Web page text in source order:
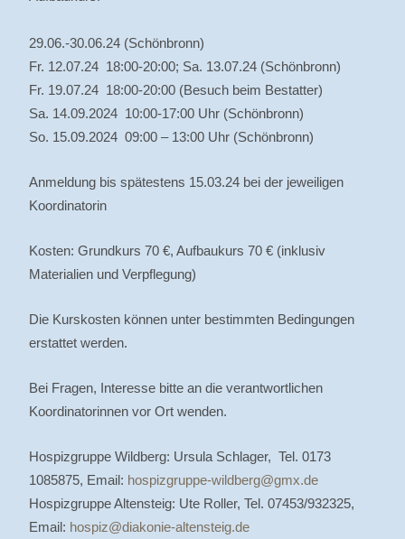
29.06.-30.06.24 (Schönbronn)
Fr. 12.07.24 18:00-20:00; Sa. 13.07.24 (Schönbronn)
Fr. 19.07.24 18:00-20:00 (Besuch beim Bestatter)
Sa. 14.09.2024 10:00-17:00 Uhr (Schönbronn)
So. 15.09.2024 09:00 – 13:00 Uhr (Schönbronn)
Anmeldung bis spätestens 15.03.24 bei der jeweiligen
Koordinatorin
Kosten: Grundkurs 70 €, Aufbaukurs 70 € (inklusiv
Materialien und Verpflegung)
Die Kurskosten können unter bestimmten Bedingungen
erstattet werden.
Bei Fragen, Interesse bitte an die verantwortlichen
Koordinatorinnen vor Ort wenden.
Hospizgruppe Wildberg: Ursula Schlager, Tel. 0173
1085875, Email: hospizgruppe-wildberg@gmx.de
Hospizgruppe Altensteig: Ute Roller, Tel. 07453/932325,
Email: hospiz@diakonie-altensteig.de